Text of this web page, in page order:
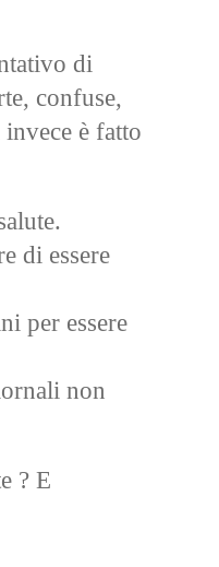
di
confuse,
è fatto
di essere
per essere
non
? E